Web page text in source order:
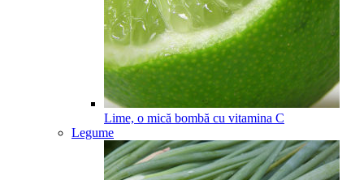
Lime, o mică bombă cu vitamina C
Legume